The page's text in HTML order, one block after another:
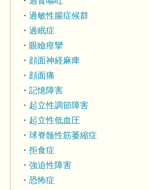
過敏性腸症候群
過眠症
眼瞼痙攣
顔面神経麻痺
顔面痛
記憶障害
起立性調節障害
起立性低血圧
球脊髄性筋萎縮症
拒食症
強迫性障害
恐怖症